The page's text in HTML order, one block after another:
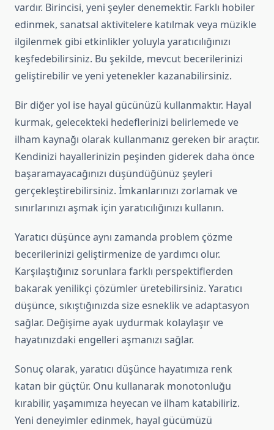
vardır. Birincisi, yeni şeyler denemektir. Farklı hobiler
edinmek, sanatsal aktivitelere katılmak veya müzikle
ilgilenmek gibi etkinlikler yoluyla yaratıcılığınızı
keşfedebilirsiniz. Bu şekilde, mevcut becerilerinizi
geliştirebilir ve yeni yetenekler kazanabilirsiniz.
Bir diğer yol ise hayal gücünüzü kullanmaktır. Hayal
kurmak, gelecekteki hedeflerinizi belirlemede ve
ilham kaynağı olarak kullanmanız gereken bir araçtır.
Kendinizi hayallerinizin peşinden giderek daha önce
başaramayacağınızı düşündüğünüz şeyleri
gerçekleştirebilirsiniz. İmkanlarınızı zorlamak ve
sınırlarınızı aşmak için yaratıcılığınızı kullanın.
Yaratıcı düşünce aynı zamanda problem çözme
becerilerinizi geliştirmenize de yardımcı olur.
Karşılaştığınız sorunlara farklı perspektiflerden
bakarak yenilikçi çözümler üretebilirsiniz. Yaratıcı
düşünce, sıkıştığınızda size esneklik ve adaptasyon
sağlar. Değişime ayak uydurmak kolaylaşır ve
hayatınızdaki engelleri aşmanızı sağlar.
Sonuç olarak, yaratıcı düşünce hayatımıza renk
katan bir güçtür. Onu kullanarak monotonluğu
kırabilir, yaşamımıza heyecan ve ilham katabiliriz.
Yeni deneyimler edinmek, hayal gücümüzü